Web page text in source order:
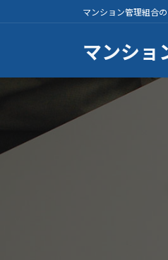
ン
ツ
ッ
ビ
シ
移
マンション管理組合
マンショ